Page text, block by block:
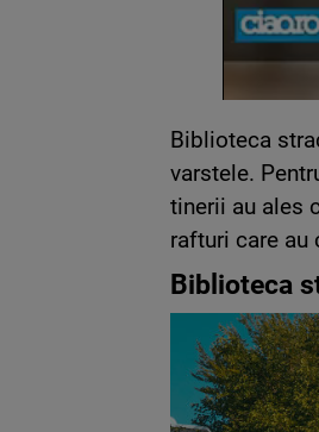
Biblioteca
varstele.
tinerii au ales
rafturi care au
Biblioteca